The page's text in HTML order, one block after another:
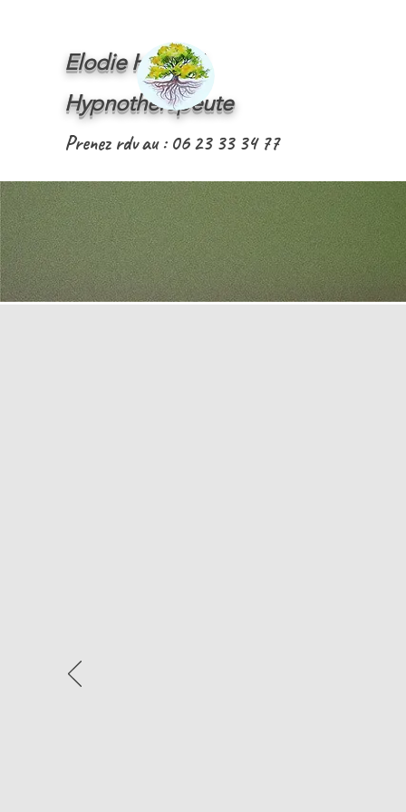
Elodie HOSTE
Hypnothérapeute
Prenez rdv au : 06 23 33 34 77